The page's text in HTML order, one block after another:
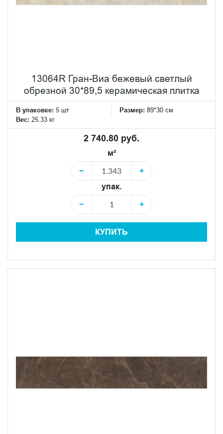
13064R Гран-Виа бежевый светлый
обрезной 30*89,5 керамическая плитка
В упаковке: 5 шт Размер: 89*30 см
Вес: 25.33 кг
2 740.80 руб.
м²
−
+
упак.
−
+
КУПИТЬ